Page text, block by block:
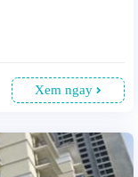
Xem ngay